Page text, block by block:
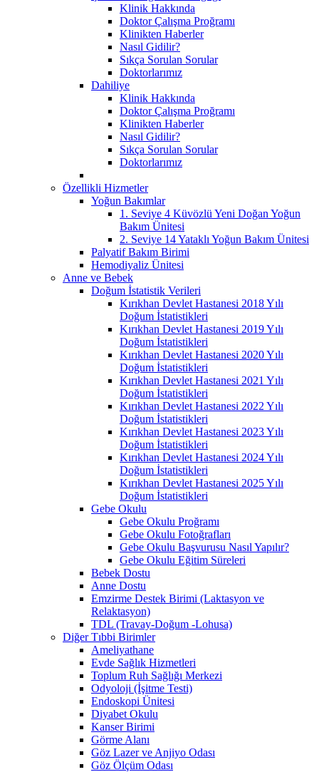
Klinik Hakkında
Doktor Çalışma Proğramı
Klinikten Haberler
Nasıl Gidilir?
Sıkça Sorulan Sorular
Doktorlarımız
Dahiliye
Klinik Hakkında
Doktor Çalışma Proğramı
Klinikten Haberler
Nasıl Gidilir?
Sıkça Sorulan Sorular
Doktorlarımız
Özellikli Hizmetler
Yoğun Bakımlar
1. Seviye 4 Küvözlü Yeni Doğan Yoğun
Bakım Ünitesi
2. Seviye 14 Yataklı Yoğun Bakım Ünitesi
Palyatif Bakım Birimi
Hemodiyaliz Ünitesi
Anne ve Bebek
Doğum İstatistik Verileri
Kırıkhan Devlet Hastanesi 2018 Yılı
Doğum İstatistikleri
Kırıkhan Devlet Hastanesi 2019 Yılı
Doğum İstatistikleri
Kırıkhan Devlet Hastanesi 2020 Yılı
Doğum İstatistikleri
Kırıkhan Devlet Hastanesi 2021 Yılı
Doğum İstatistikleri
Kırıkhan Devlet Hastanesi 2022 Yılı
Doğum İstatistikleri
Kırıkhan Devlet Hastanesi 2023 Yılı
Doğum İstatistikleri
Kırıkhan Devlet Hastanesi 2024 Yılı
Doğum İstatistikleri
Kırıkhan Devlet Hastanesi 2025 Yılı
Doğum İstatistikleri
Gebe Okulu
Gebe Okulu Proğramı
Gebe Okulu Fotoğrafları
Gebe Okulu Başvurusu Nasıl Yapılır?
Gebe Okulu Eğitim Süreleri
Bebek Dostu
Anne Dostu
Emzirme Destek Birimi (Laktasyon ve
Relaktasyon)
TDL (Travay-Doğum -Lohusa)
Diğer Tıbbi Birimler
Ameliyathane
Evde Sağlık Hizmetleri
Toplum Ruh Sağlığı Merkezi
Odyoloji (İşitme Testi)
Endoskopi Ünitesi
Diyabet Okulu
Kanser Birimi
Görme Alanı
Göz Lazer ve Anjiyo Odası
Göz Ölçüm Odası